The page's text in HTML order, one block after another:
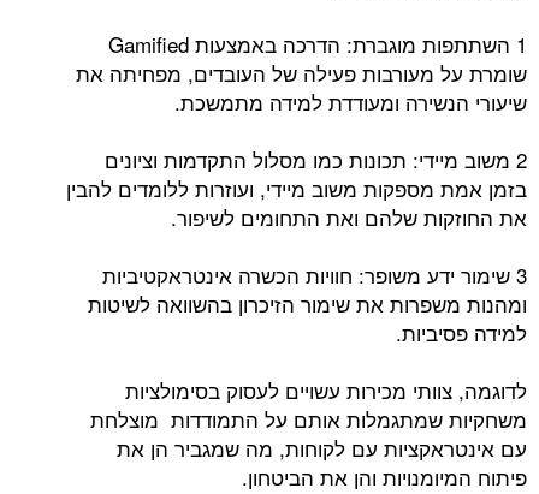
1 השתתפות מוגברת: הדרכה באמצעות Gamified
שומרת על מעורבות פעילה של העובדים, מפחיתה את
שיעורי הנשירה ומעודדת למידה מתמשכת.
2 משוב מיידי: תכונות כמו מסלול התקדמות וציונים
בזמן אמת מספקות משוב מיידי, ועוזרות ללומדים להבין
את החוזקות שלהם ואת התחומים לשיפור.
3 שימור ידע משופר: חוויות הכשרה אינטראקטיביות
ומהנות משפרות את שימור הזיכרון בהשוואה לשיטות
למידה פסיביות.
לדוגמה, צוותי מכירות עשויים לעסוק בסימולציות
משחקיות שמתגמלות אותם על התמודדות מוצלחת
עם אינטראקציות עם לקוחות, מה שמגביר הן את
פיתוח המיומנויות והן את הביטחון.